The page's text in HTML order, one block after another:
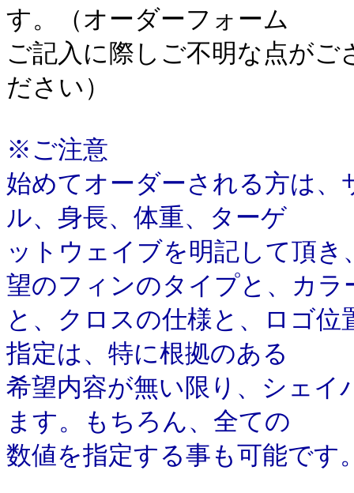
す。（オーダーフォーム
ご記入に際しご不明な点がご
ださい）
※ご注意
始めてオーダーされる方は
ル、身長、体重、ターゲ
ットウェイブを明記して頂
望のフィンのタイプと、カラ
と、クロスの仕様と、ロゴ
指定は、特に根拠のある
希望内容が無い限り、シェ
ます。もちろん、全ての
数値を指定する事も可能です